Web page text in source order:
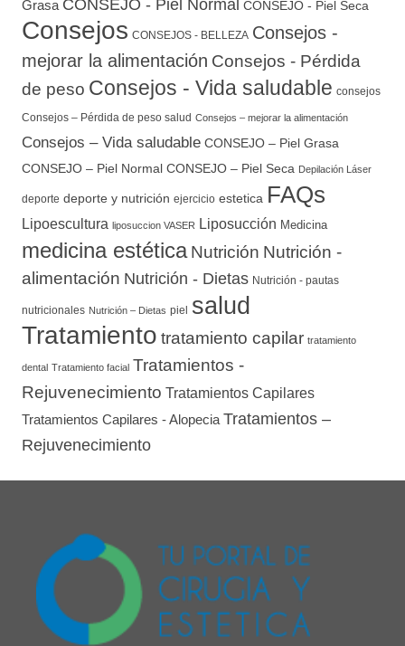
Grasa CONSEJO - Piel Normal CONSEJO - Piel Seca
Consejos CONSEJOS - BELLEZA Consejos -
mejorar la alimentación Consejos - Pérdida
de peso Consejos - Vida saludable consejos
Consejos – Pérdida de peso salud Consejos – mejorar la alimentación
Consejos – Vida saludable CONSEJO – Piel Grasa
CONSEJO – Piel Normal CONSEJO – Piel Seca Depilación Láser
deporte deporte y nutrición ejercicio estetica FAQs
Lipoescultura liposuccion VASER Liposucción Medicina
medicina estética Nutrición Nutrición -
alimentación Nutrición - Dietas Nutrición - pautas
nutricionales Nutrición – Dietas piel salud
Tratamiento tratamiento capilar tratamiento
dental Tratamiento facial Tratamientos -
Rejuvenecimiento Tratamientos Capilares
Tratamientos Capilares - Alopecia Tratamientos –
Rejuvenecimiento